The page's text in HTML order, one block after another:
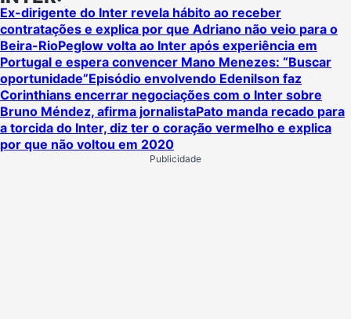
Ex-dirigente do Inter revela hábito ao receber
contratações e explica por que Adriano não veio para o
Beira-RioPeglow volta ao Inter após experiência em
Portugal e espera convencer Mano Menezes: “Buscar
oportunidade”Episódio envolvendo Edenilson faz
Corinthians encerrar negociações com o Inter sobre
Bruno Méndez, afirma jornalistaPato manda recado para
a torcida do Inter, diz ter o coração vermelho e explica
por que não voltou em 2020
Publicidade